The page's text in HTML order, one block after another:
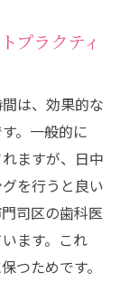
プラクティ
は、効果的な
。一般的に
ますが、日中
を行うと良い
司区の歯科医
ます。これ
つためです。